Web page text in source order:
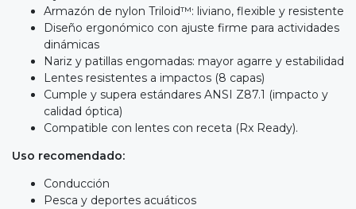
Armazón de nylon Triloid™: liviano, flexible y resistente
Diseño ergonómico con ajuste firme para actividades
dinámicas
Nariz y patillas engomadas: mayor agarre y estabilidad
Lentes resistentes a impactos (8 capas)
Cumple y supera estándares ANSI Z87.1 (impacto y
calidad óptica)
Compatible con lentes con receta (Rx Ready).
Uso recomendado:
Conducción
Pesca y deportes acuáticos